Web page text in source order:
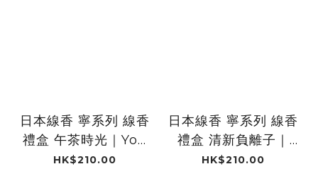
日本線香 寧系列 線香
禮盒 午茶時光｜You
You Ang
HK$210.00
日本線香 寧系列 線香
禮盒 清新負離子｜
You You Ang
HK$210.00